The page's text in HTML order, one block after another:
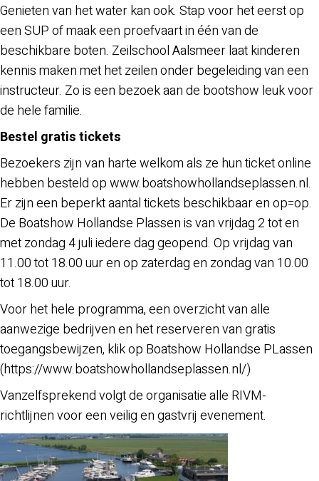
Genieten van het water kan ook. Stap voor het eerst op
een SUP of maak een proefvaart in één van de
beschikbare boten. Zeilschool Aalsmeer laat kinderen
kennis maken met het zeilen onder begeleiding van een
instructeur. Zo is een bezoek aan de bootshow leuk voor
de hele familie.
Bestel gratis tickets
Bezoekers zijn van harte welkom als ze hun ticket online
hebben besteld op www.boatshowhollandseplassen.nl.
Er zijn een beperkt aantal tickets beschikbaar en op=op.
De Boatshow Hollandse Plassen is van vrijdag 2 tot en
met zondag 4 juli iedere dag geopend. Op vrijdag van
11.00 tot 18.00 uur en op zaterdag en zondag van 10.00
tot 18.00 uur.
Voor het hele programma, een overzicht van alle
aanwezige bedrijven en het reserveren van gratis
toegangsbewijzen, klik op Boatshow Hollandse PLassen
(https://www.boatshowhollandseplassen.nl/)
Vanzelfsprekend volgt de organisatie alle RIVM-
richtlijnen voor een veilig en gastvrij evenement.